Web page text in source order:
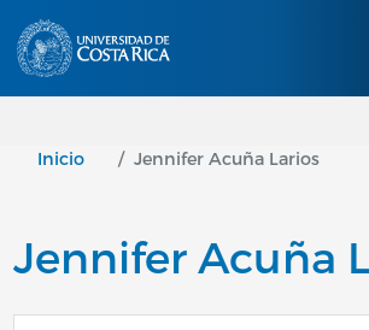
Inicio Jennifer Acuña Larios
Jennifer Acuña